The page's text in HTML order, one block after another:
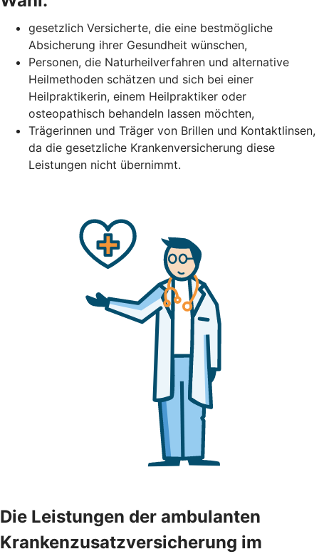
gesetzlich Versicherte, die eine bestmögliche
Absicherung ihrer Gesundheit wünschen,
Personen, die Naturheilverfahren und alternative
Heilmethoden schätzen und sich bei einer
Heilpraktikerin, einem Heilpraktiker oder
osteopathisch behandeln lassen möchten,
Trägerinnen und Träger von Brillen und Kontaktlinsen,
da die gesetzliche Krankenversicherung diese
Leistungen nicht übernimmt.
Die Leistungen der ambulanten
Krankenzusatzversicherung im